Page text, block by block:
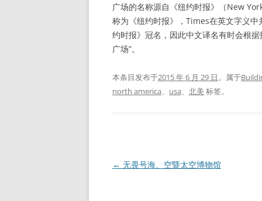
广场的名称源自《纽约时报》（New
称为《纽约时报》，Times在英文字义中
约时报》冠名，因此中文译名有时会根
广场”。
本条目发布于2015 年 6 月 29 日。属于
north america、 usa、 北美 标签。
文
← 无畏号海、空暨太空博物馆